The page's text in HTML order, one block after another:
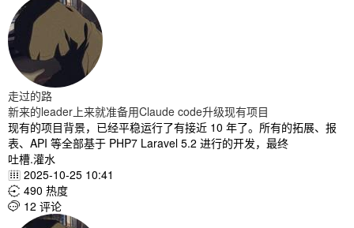
走过的路
新来的leader上来就准备用Claude code升级现有项目
现有的项目背景，已经平稳运行了有接近 10 年了。所有的拓展、报
表、API 等全部基于 PHP7 Laravel 5.2 进行的开发，最终
吐槽.灌水
 2025-10-25 10:41
 490 热度
 12 评论